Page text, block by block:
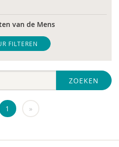
van de Mens
& Samenleving
FILTEREN
ZOEKEN
1 »